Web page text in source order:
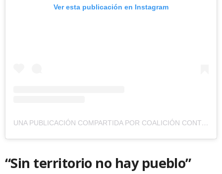
Ver esta publicación en Instagram
UNA PUBLICACIÓN COMPARTIDA POR COALICIÓN CONTRA LA IMPUNIDAD – HONDURAS (@COALICION_HONDURAS)
“Sin territorio no hay pueblo”